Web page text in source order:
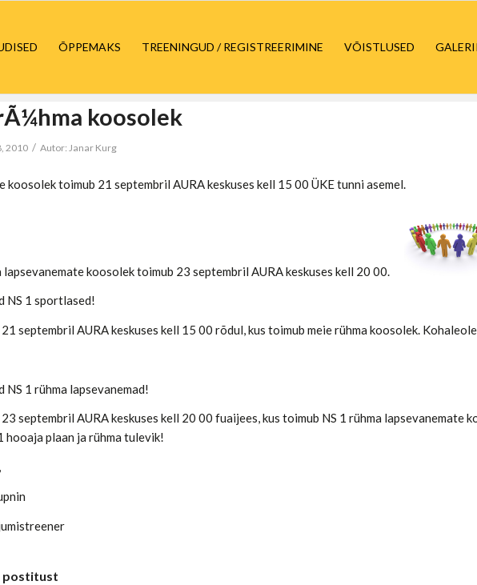
ÕPPEMAKS TREENINGUD / REGISTREERIMINE VÕISTLUSED GALERII
koosolek
2010 / Autor:Janar Kurg
koosolek toimub 21 septembril AURA keskuses kell 15 00 ÜKE tunni asemel.
lapsevanemate koosolek toimub 23 septembril AURA keskuses kell 20 00.
NS 1 sportlased!
septembril AURA keskuses kell 15 00 rõdul, kus toimub meie rühma koosolek.
NS 1 rühma lapsevanemad!
septembril AURA keskuses kell 20 00 fuaijees, kus toimub NS 1 rühma lapsevanemate
plaan ja rühma tulevik!
postitust